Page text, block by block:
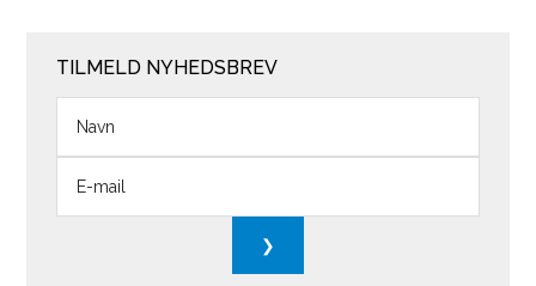
TILMELD NYHEDSBREV